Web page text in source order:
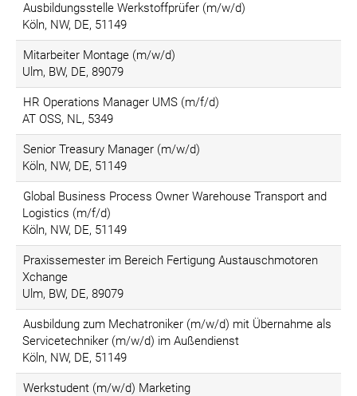
Ausbildungsstelle Werkstoffprüfer (m/w/d)
Köln, NW, DE, 51149
Mitarbeiter Montage (m/w/d)
Ulm, BW, DE, 89079
HR Operations Manager UMS (m/f/d)
AT OSS, NL, 5349
Senior Treasury Manager (m/w/d)
Köln, NW, DE, 51149
Global Business Process Owner Warehouse Transport and
Logistics (m/f/d)
Köln, NW, DE, 51149
Praxissemester im Bereich Fertigung Austauschmotoren
Xchange
Ulm, BW, DE, 89079
Ausbildung zum Mechatroniker (m/w/d) mit Übernahme als
Servicetechniker (m/w/d) im Außendienst
Köln, NW, DE, 51149
Werkstudent (m/w/d) Marketing